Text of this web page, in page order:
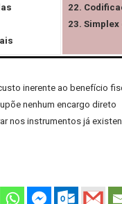
22.
23.
inerente ao benefício
nenhum encargo direto
nos instrumentos já